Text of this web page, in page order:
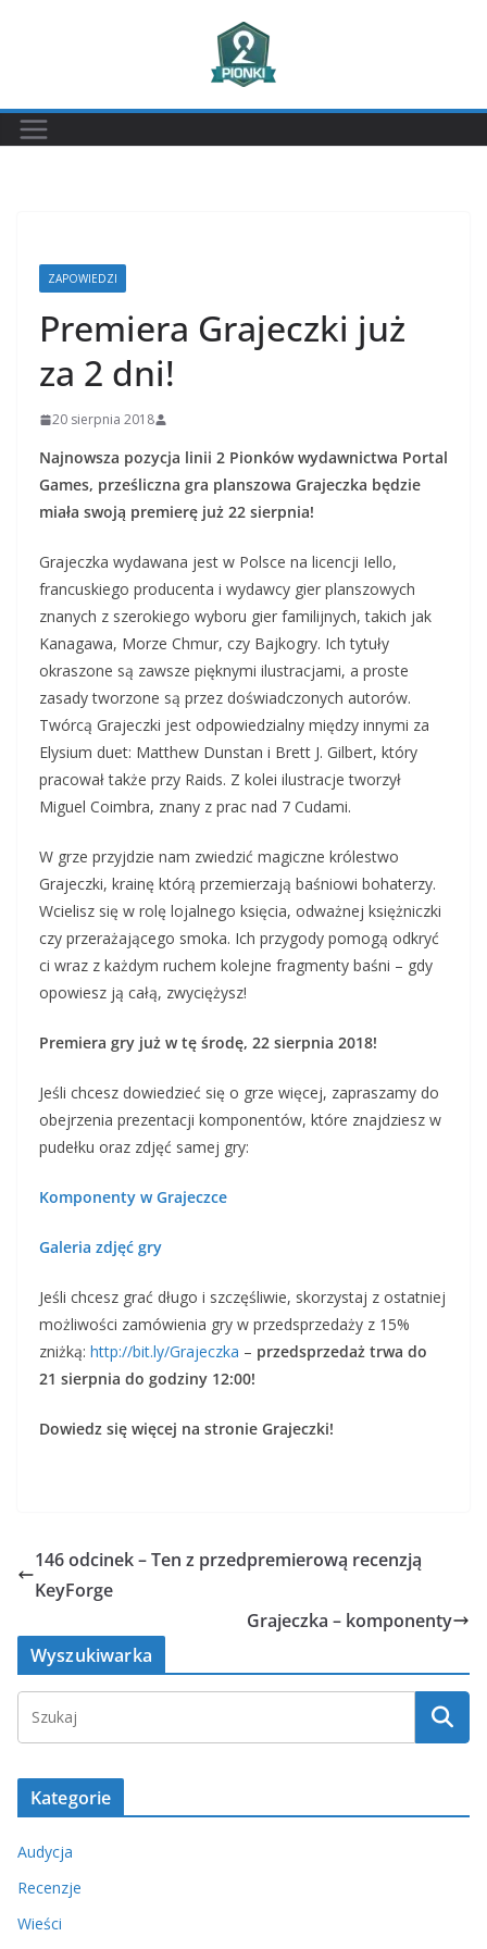
ZAPOWIEDZI
Premiera Grajeczki już
za 2 dni!
20 sierpnia 2018
Najnowsza pozycja linii 2 Pionków wydawnictwa Portal
Games, prześliczna gra planszowa Grajeczka będzie
miała swoją premierę już 22 sierpnia!
Grajeczka wydawana jest w Polsce na licencji Iello,
francuskiego producenta i wydawcy gier planszowych
znanych z szerokiego wyboru gier familijnych, takich jak
Kanagawa, Morze Chmur, czy Bajkogry. Ich tytuły
okraszone są zawsze pięknymi ilustracjami, a proste
zasady tworzone są przez doświadczonych autorów.
Twórcą Grajeczki jest odpowiedzialny między innymi za
Elysium duet: Matthew Dunstan i Brett J. Gilbert, który
pracował także przy Raids. Z kolei ilustracje tworzył
Miguel Coimbra, znany z prac nad 7 Cudami.
W grze przyjdzie nam zwiedzić magiczne królestwo
Grajeczki, krainę którą przemierzają baśniowi bohaterzy.
Wcielisz się w rolę lojalnego księcia, odważnej księżniczki
czy przerażającego smoka. Ich przygody pomogą odkryć
ci wraz z każdym ruchem kolejne fragmenty baśni – gdy
opowiesz ją całą, zwyciężysz!
Premiera gry już w tę środę, 22 sierpnia 2018!
Jeśli chcesz dowiedzieć się o grze więcej, zapraszamy do
obejrzenia prezentacji komponentów, które znajdziesz w
pudełku oraz zdjęć samej gry:
Komponenty w Grajeczce
Galeria zdjęć gry
Jeśli chcesz grać długo i szczęśliwie, skorzystaj z ostatniej
możliwości zamówienia gry w przedsprzedaży z 15%
zniżką: http://bit.ly/Grajeczka – przedsprzedaż trwa do
21 sierpnia do godziny 12:00!
Dowiedz się więcej na stronie Grajeczki!
146 odcinek – Ten z przedpremierową recenzją
KeyForge
Grajeczka – komponenty
Wyszukiwarka
Kategorie
Audycja
Recenzje
Wieści